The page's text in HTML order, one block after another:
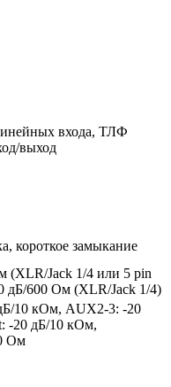
входа, ТЛФ
выход
короткое замыкание
(XLR/Jack 1/4 или 5 pin
дБ/600 Ом (XLR/Jack 1/4)
10 кОм, AUX2-3: -20
-20 дБ/10 кОм,
Ом